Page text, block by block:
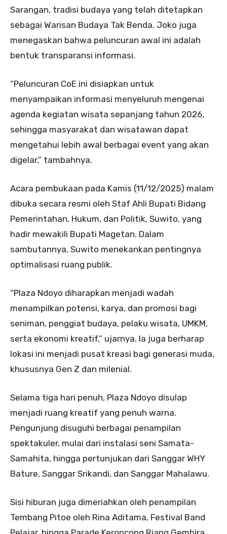
Sarangan, tradisi budaya yang telah ditetapkan
sebagai Warisan Budaya Tak Benda. Joko juga
menegaskan bahwa peluncuran awal ini adalah
bentuk transparansi informasi.
“Peluncuran CoE ini disiapkan untuk
menyampaikan informasi menyeluruh mengenai
agenda kegiatan wisata sepanjang tahun 2026,
sehingga masyarakat dan wisatawan dapat
mengetahui lebih awal berbagai event yang akan
digelar,” tambahnya.
Acara pembukaan pada Kamis (11/12/2025) malam
dibuka secara resmi oleh Staf Ahli Bupati Bidang
Pemerintahan, Hukum, dan Politik, Suwito, yang
hadir mewakili Bupati Magetan. Dalam
sambutannya, Suwito menekankan pentingnya
optimalisasi ruang publik.
“Plaza Ndoyo diharapkan menjadi wadah
menampilkan potensi, karya, dan promosi bagi
seniman, penggiat budaya, pelaku wisata, UMKM,
serta ekonomi kreatif,” ujarnya. Ia juga berharap
lokasi ini menjadi pusat kreasi bagi generasi muda,
khususnya Gen Z dan milenial.
Selama tiga hari penuh, Plaza Ndoyo disulap
menjadi ruang kreatif yang penuh warna.
Pengunjung disuguhi berbagai penampilan
spektakuler, mulai dari instalasi seni Samata-
Samahita, hingga pertunjukan dari Sanggar WHY
Bature, Sanggar Srikandi, dan Sanggar Mahalawu.
Sisi hiburan juga dimeriahkan oleh penampilan
Tembang Pitoe oleh Rina Aditama, Festival Band